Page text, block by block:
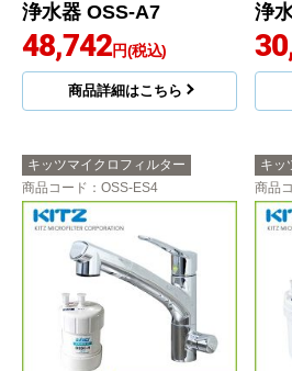
浄水器 OSS-A7
48,742円(税込)
商品詳細はこちら
浄
キッツマイクロフィルター
商品コード ：OSS-ES4
キッ
商品